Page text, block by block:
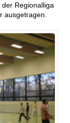
Regionalliga
ausgetragen.